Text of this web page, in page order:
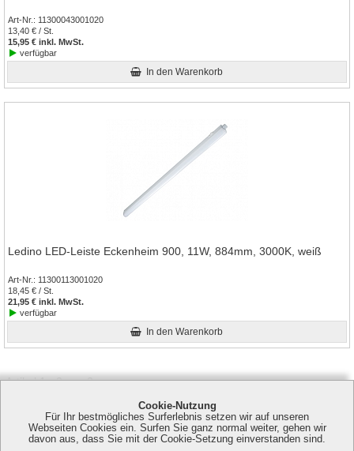
Cookie-Nutzung
Für Ihr bestmögliches Surferlebnis setzen wir auf unseren
Webseiten Cookies ein. Surfen Sie ganz normal weiter, gehen wir
davon aus, dass Sie mit der Cookie-Setzung einverstanden sind.
Art-Nr.
11300043001020
13,40 € / St.
15,95 € inkl. MwSt.
verfügbar
In den Warenkorb
Ledino LED-Leiste Eckenheim 900, 11W, 884mm, 3000K, weiß
Art-Nr.
11300113001020
18,45 € / St.
21,95 € inkl. MwSt.
verfügbar
In den Warenkorb
Artikel 1 - 2 von 2